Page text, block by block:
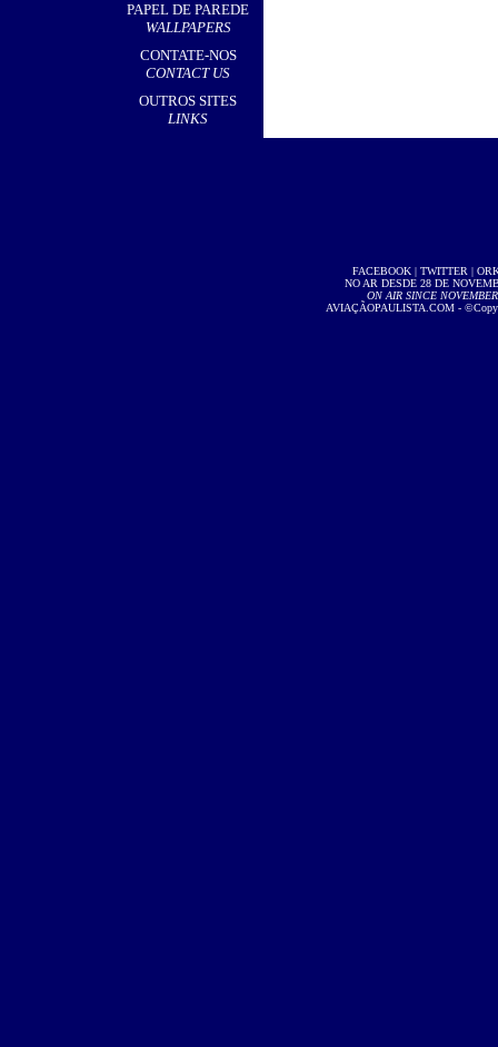
PAPEL DE PAREDE
WALLPAPERS
CONTATE-NOS
CONTACT US
OUTROS SITES
LINKS
FACEBOOK| TWITTER |
NO AR DESDE 28 DE
ON AIR SINCE
AVIAÇÃOPAULISTA.COM -